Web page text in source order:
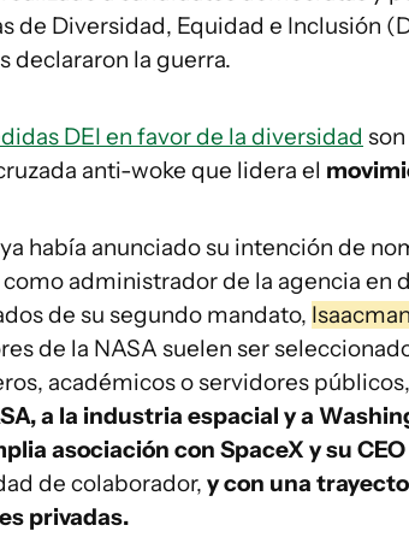
de Diversidad, Equidad e Inclusión
declararon la guerra.
DEI en favor de la diversidad
anti-woke que lidera el
había anunciado su intención de
como administrador de la agencia en
de su segundo mandato,
de la NASA suelen ser
académicos o servidores
a la industria espacial y a
asociación con SpaceX y su
de colaborador, y con una
privadas.